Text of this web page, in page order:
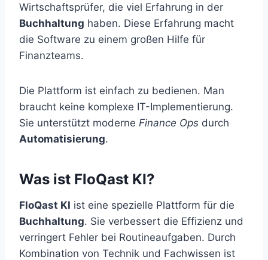
Wirtschaftsprüfer, die viel Erfahrung in der
Buchhaltung haben. Diese Erfahrung macht
die Software zu einem großen Hilfe für
Finanzteams.
Die Plattform ist einfach zu bedienen. Man
braucht keine komplexe IT-Implementierung.
Sie unterstützt moderne Finance Ops durch
Automatisierung.
Was ist FloQast KI?
FloQast KI ist eine spezielle Plattform für die
Buchhaltung. Sie verbessert die Effizienz und
verringert Fehler bei Routineaufgaben. Durch
Kombination von Technik und Fachwissen ist